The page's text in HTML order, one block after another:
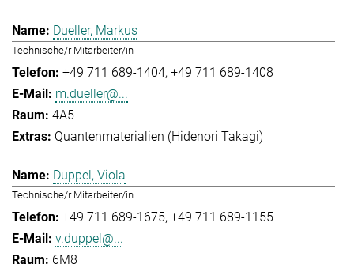
Dueller, Markus
Technische/r Mitarbeiter/in
+49 711 689-1404 +49 711 689-1408
m.dueller@...
4A5
Quantenmaterialien (Hidenori Takagi)
Duppel, Viola
Technische/r Mitarbeiter/in
+49 711 689-1675 +49 711 689-1155
v.duppel@...
6M8